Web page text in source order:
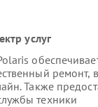
услуг
Также
техники